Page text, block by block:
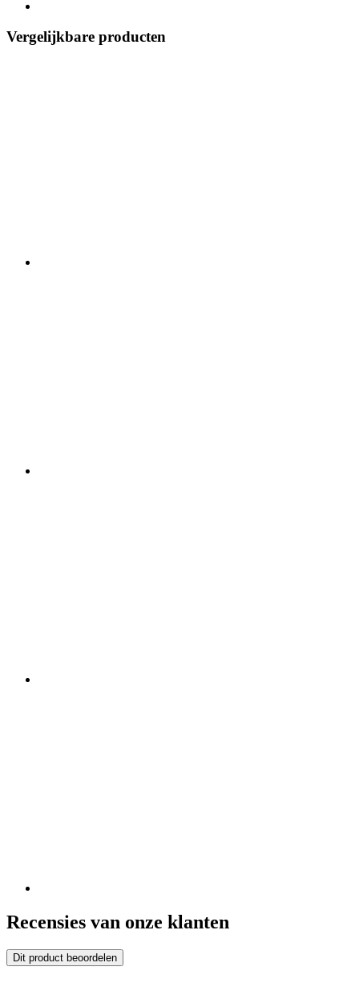
Vergelijkbare producten
Recensies van onze klanten
Dit product beoordelen